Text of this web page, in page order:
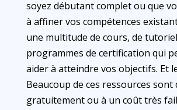
soyez débutant complet ou que
à affiner vos compétences
une multitude de cours, de
programmes de certification qui
aider à atteindre vos objectifs. Et
Beaucoup de ces ressources sont
gratuitement ou à un coût très